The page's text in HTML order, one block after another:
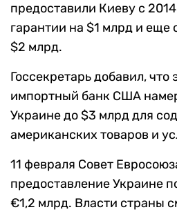
предоставили Киеву с
гарантии на $1 млрд и еще
$2 млрд.
Госсекретарь добавил, что
импортный банк США
Украине до $3 млрд для
американских товаров и
11 февраля Совет
предоставление Украине
€1,2 млрд. Власти страны